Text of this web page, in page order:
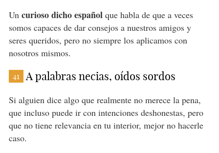
Uncurioso dicho español que habla de que a veces
somos capaces de dar consejos a nuestros amigos y
seres queridos, pero no siempre los aplicamos con
nosotros mismos.
41 A palabras necias, oídos sordos
Si alguien dice algo que realmente no merece la pena,
que incluso puede ir con intenciones deshonestas, pero
que no tiene relevancia en tu interior, mejor no hacerle
caso.